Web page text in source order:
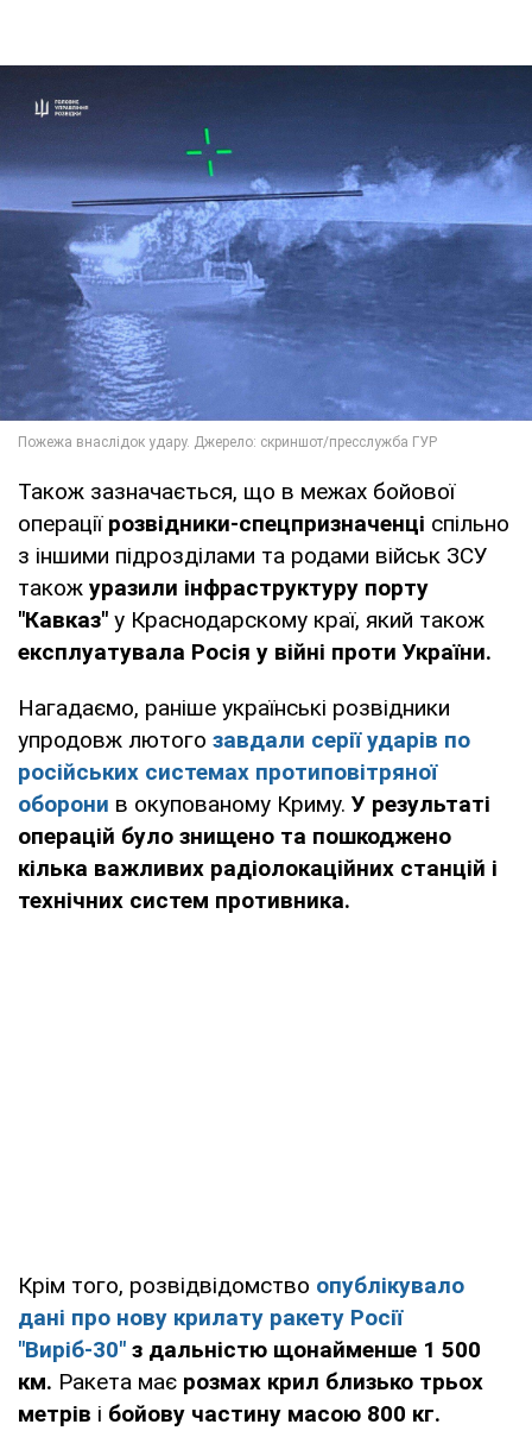
Також зазначається, що в межах бойової
операції розвідники-спецпризначенці спільно
з іншими підрозділами та родами військ ЗСУ
також уразили інфраструктуру порту
"Кавказ" у Краснодарскому краї, який також
експлуатувала Росія у війні проти України.
Нагадаємо, раніше українські розвідники
упродовж лютого завдали серії ударів по
російських системах протиповітряної
оборони в окупованому Криму. У результаті
операцій було знищено та пошкоджено
кілька важливих радіолокаційних станцій і
технічних систем противника.
Крім того, розвідвідомство опублікувало
дані про нову крилату ракету Росії
"Виріб-30" з дальністю щонайменше 1 500
км. Ракета має розмах крил близько трьох
метрів і бойову частину масою 800 кг.